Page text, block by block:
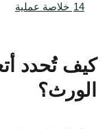
14 خلاصة عملية
كيف تُحدد
الورث؟